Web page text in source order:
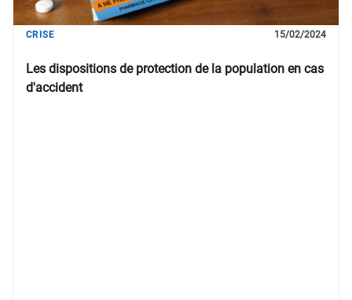
Les dispositions de protection de la population en cas
d'accident
CRISE 15/02/2024